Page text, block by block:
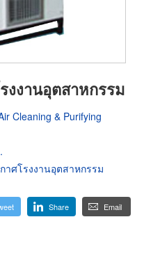
งงานอุตสาหกรรม
Cleaning & Purifying
าศโรงงานอุตสาหกรรม
Share Email